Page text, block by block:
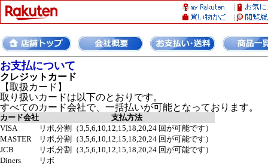
お支払について
クレジットカード
【取扱カード】
取り扱いカードは以下のとおりです。
すべてのカード会社で、一括払いが可能となっております。
カード会社
支払方法
VISA
リボ,分割（3,5,6,10,12,15,18,20,24 回が可能です）
MASTER
リボ,分割（3,5,6,10,12,15,18,20,24 回が可能です）
JCB
リボ,分割（3,5,6,10,12,15,18,20,24 回が可能です）
Diners
リボ